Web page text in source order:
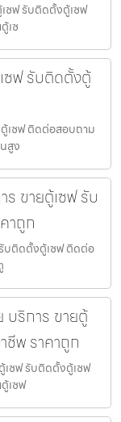
ซฟ รับติดตั้งตู้เซฟ
เซ
ซฟ รับติดตั้งตู้
เซฟ ติดต่อสอบถาม
สูง
ขายตู้เซฟ รับ
าถูก
บติดตั้งตู้เซฟ ติดต่อ
บริการ ขายตู้
ชีพ ราคาถูก
เซฟ รับติดตั้งตู้เซฟ
เซฟ